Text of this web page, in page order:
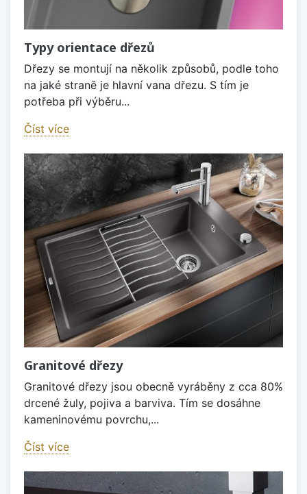
Typy orientace dřezů
Dřezy se montují na několik způsobů, podle toho
na jaké straně je hlavní vana dřezu. S tím je
potřeba při výběru...
Číst více
Granitové dřezy
Granitové dřezy jsou obecně vyráběny z cca 80%
drcené žuly, pojiva a barviva. Tím se dosáhne
kameninovému povrchu,...
Číst více